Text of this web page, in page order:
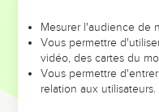
avait fermé sur moi ses
remonter ma vie de la
Quand mon âme
l'Éternel, et ma prière est
Mesurer l'audience de
Vous permettre
vidéo, des cartes du
Vous permettre
relation aux utilisateurs.